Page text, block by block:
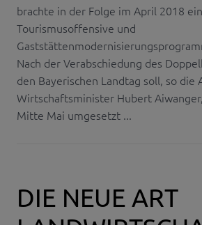
brachte in der Folge im April 2018
Tourismusoffensive und
Nach der Verabschiedung des
den Bayerischen Landtag soll, so die
Wirtschaftsminister Hubert
Mitte Mai umgesetzt ...
DIE NEUE ART